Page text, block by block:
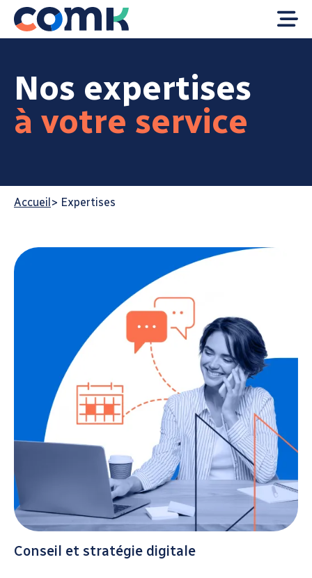
Nos expertises
à votre service
Accueil> Expertises
Conseil et stratégie digitale